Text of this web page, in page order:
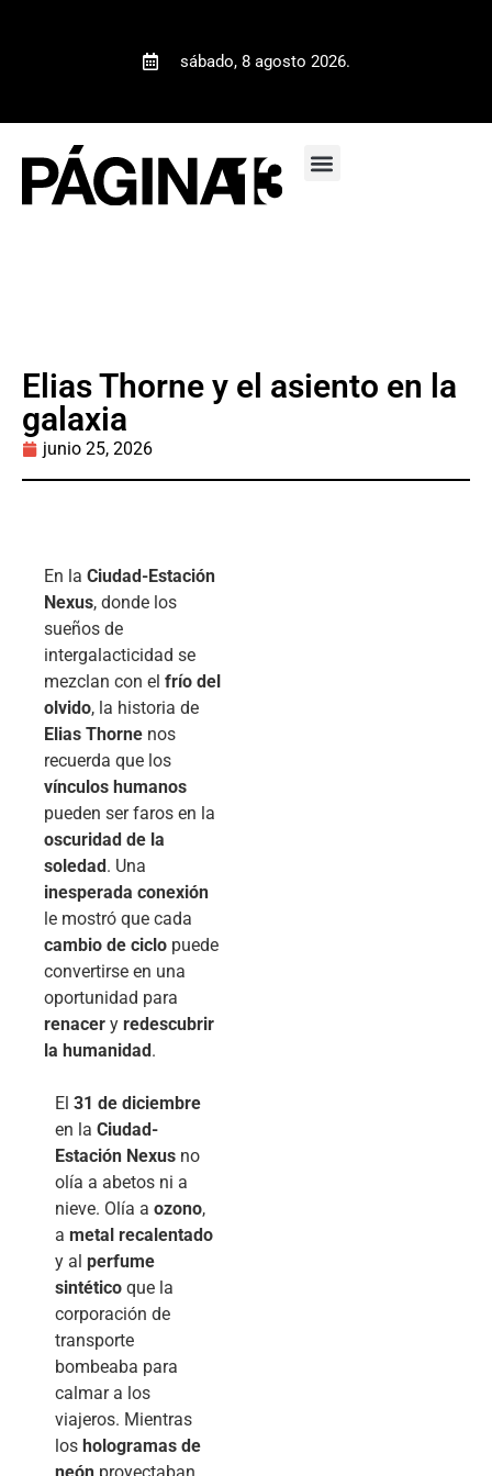
sábado, 8 agosto 2026.
Elias Thorne y el asiento en la
galaxia
junio 25, 2026
En la Ciudad-Estación
Nexus, donde los
sueños de
intergalacticidad se
mezclan con el frío del
olvido, la historia de
Elias Thorne nos
recuerda que los
vínculos humanos
pueden ser faros en la
oscuridad de la
soledad. Una
inesperada conexión
le mostró que cada
cambio de ciclo puede
convertirse en una
oportunidad para
renacer y redescubrir
la humanidad.
El 31 de diciembre
en la Ciudad-
Estación Nexus no
olía a abetos ni a
nieve. Olía a ozono,
a metal recalentado
y al perfume
sintético que la
corporación de
transporte
bombeaba para
calmar a los
viajeros. Mientras
los hologramas de